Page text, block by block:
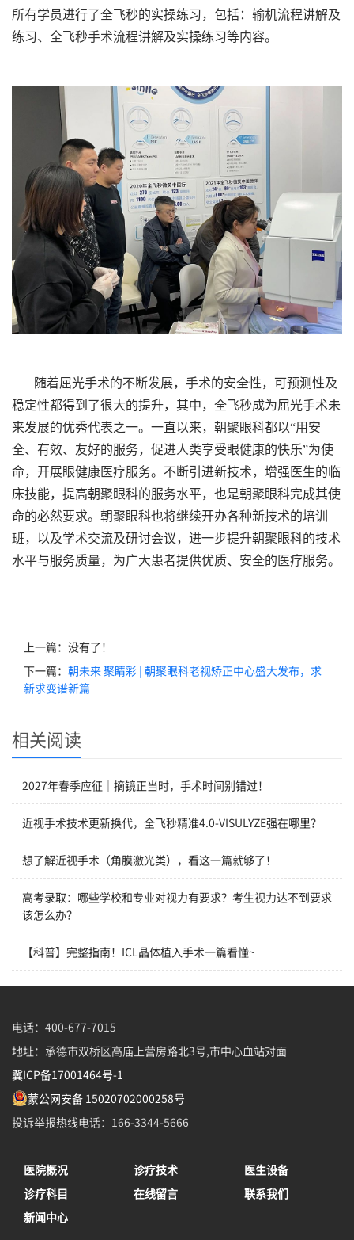
所有学员进行了全飞秒的实操练习，包括：输机流程讲解及
练习、全飞秒手术流程讲解及实操练习等内容。
随着屈光手术的不断发展，手术的安全性，可预测性及
稳定性都得到了很大的提升，其中，全飞秒成为屈光手术未
来发展的优秀代表之一。一直以来，朝聚眼科都以“用安
全、有效、友好的服务，促进人类享受眼健康的快乐”为使
命，开展眼健康医疗服务。不断引进新技术，增强医生的临
床技能，提高朝聚眼科的服务水平，也是朝聚眼科完成其使
命的必然要求。朝聚眼科也将继续开办各种新技术的培训
班，以及学术交流及研讨会议，进一步提升朝聚眼科的技术
水平与服务质量，为广大患者提供优质、安全的医疗服务。
上一篇：没有了！
下一篇： 朝未来 聚睛彩 | 朝聚眼科老视矫正中心盛大发布，求
新求变谱新篇
相关阅读
2027年春季应征｜摘镜正当时，手术时间别错过！
近视手术技术更新换代，全飞秒精准4.0-VISULYZE强在哪里？
想了解近视手术（角膜激光类），看这一篇就够了！
高考录取：哪些学校和专业对视力有要求？考生视力达不到要求
该怎么办？
【科普】完整指南！ICL晶体植入手术一篇看懂~
电话：400-677-7015
地址：承德市双桥区高庙上营房路北3号,市中心血站对面
冀ICP备17001464号-1
蒙公网安备 15020702000258号
投诉举报热线电话：166-3344-5666
医院概况 诊疗技术
医生设备
诊疗科目
在线留言
联系我们
新闻中心